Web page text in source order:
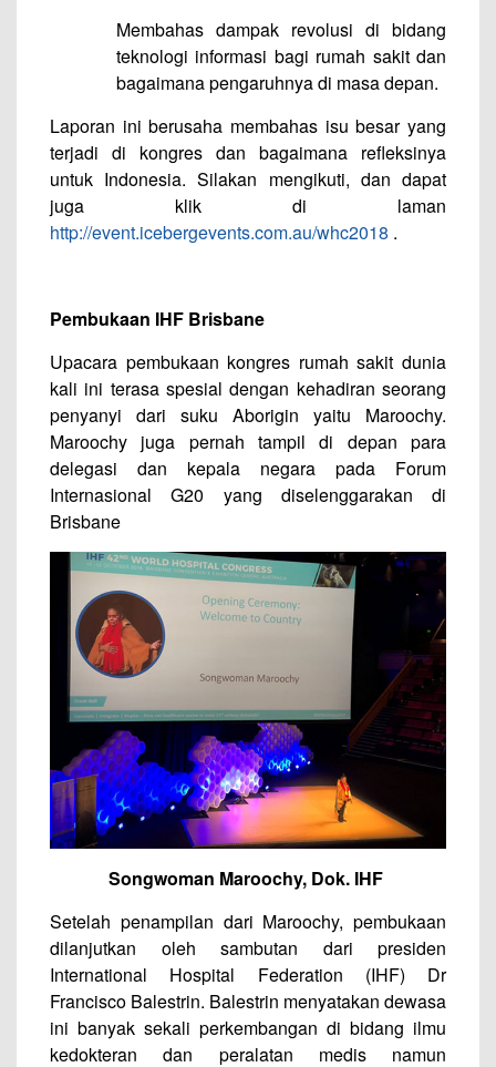
Membahas dampak revolusi di bidang
teknologi informasi bagi rumah sakit dan
bagaimana pengaruhnya di masa depan.
Laporan ini berusaha membahas isu besar yang
terjadi di kongres dan bagaimana refleksinya
untuk Indonesia. Silakan mengikuti, dan dapat
juga klik di laman
http://event.icebergevents.com.au/whc2018 .
Pembukaan IHF Brisbane
Upacara pembukaan kongres rumah sakit dunia
kali ini terasa spesial dengan kehadiran seorang
penyanyi dari suku Aborigin yaitu Maroochy.
Maroochy juga pernah tampil di depan para
delegasi dan kepala negara pada Forum
Internasional G20 yang diselenggarakan di
Brisbane
Songwoman Maroochy, Dok. IHF
Setelah penampilan dari Maroochy, pembukaan
dilanjutkan oleh sambutan dari presiden
International Hospital Federation (IHF) Dr
Francisco Balestrin. Balestrin menyatakan dewasa
ini banyak sekali perkembangan di bidang ilmu
kedokteran dan peralatan medis namun